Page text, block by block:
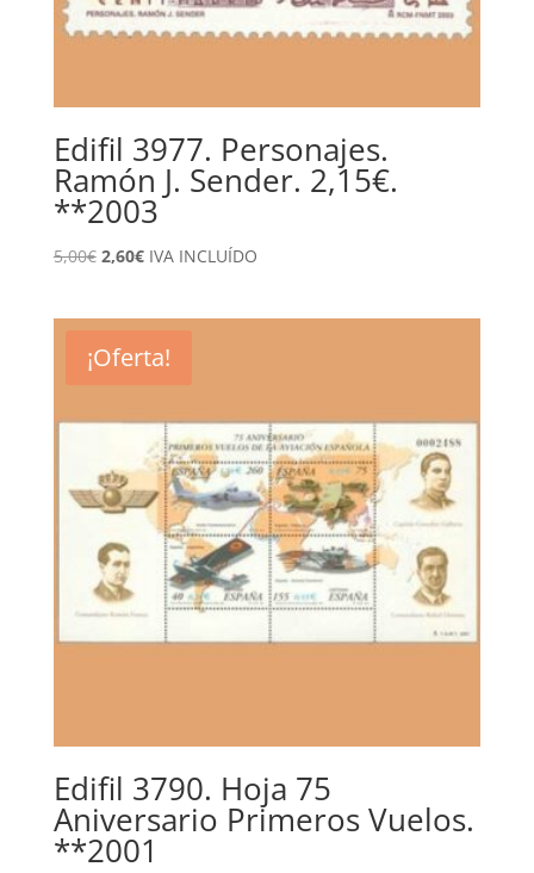
Edifil 3977. Personajes.
Ramón J. Sender. 2,15€.
**2003
5,00€ El
5,00€.
2,60€El
2,60€.
IVA INCLUÍDO
¡Oferta!
Edifil 3790. Hoja 75
Aniversario Primeros Vuelos.
**2001